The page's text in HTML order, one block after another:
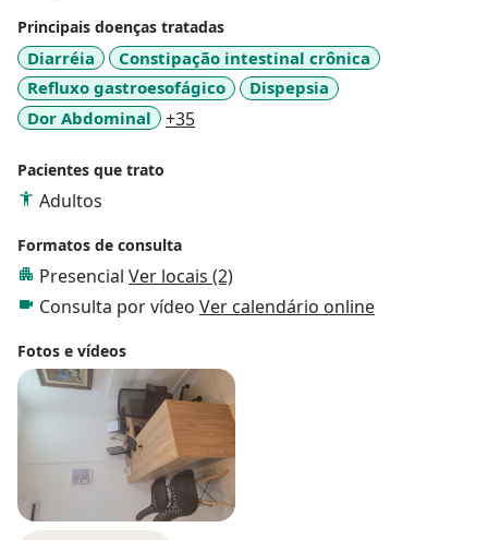
clínica em doenças hepáticas pela Universidade de
Barcelona, Espanha (2014). Doutor em medicina pela
Universidade de Barcelona, Espanha (2019). Professor
colaborador em medicina na Unigranrio (2020-2022).
- Brasil. Especialista em Hepatologia pela Sociedade
Brasileira de Hepatologia (SBH, 2021).
Principais doenças tratadas
Diarréia
Constipação intestinal crônica
Refluxo gastroesofágico
Dispepsia
Dor Abdominal
+35a11y_sr_more_diseases
Pacientes que trato
Adultos
Formatos de consulta
Presencial Ver locais (2)
Consulta por vídeo Ver calendário online
Fotos e vídeos